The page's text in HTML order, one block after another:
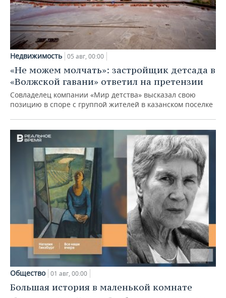
Недвижимость 05 авг, 00:00
«Не можем молчать»: застройщик детсада в
«Волжской гавани» ответил на претензии
Совладелец компании «Мир детства» высказал свою
позицию в споре с группой жителей в казанском поселке
Общество 01 авг, 00:00
Большая история в маленькой комнате